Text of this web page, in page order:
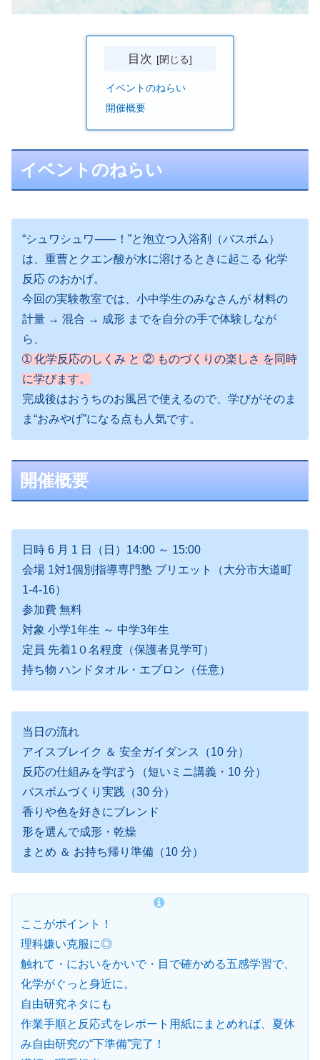
目次
イベントのねらい
開催概要
イベントのねらい
“シュワシュワ⸺！”と泡立つ入浴剤（バスボム）
は、重曹とクエン酸が⽔に溶けるときに起こる 化学
反応 のおかげ。
今回の実験教室では、小中学生のみなさんが 材料の
計量 → 混合 → 成形 までを自分の手で体験しなが
ら、
➀ 化学反応のしくみ と ② ものづくりの楽しさ を同時
に学びます。
完成後はおうちのお風呂で使えるので、学びがそのま
ま“おみやげ”になる点も人気です。
開催概要
日時 6 月 1 日（日）14:00 ～ 15:00
会場 1対1個別指導専門塾 ブリエット（大分市大道町
1-4-16）
参加費 無料
対象 小学1年生 ～ 中学3年生
定員 先着1０名程度（保護者見学可）
持ち物 ハンドタオル・エプロン（任意）
当日の流れ
アイスブレイク ＆ 安全ガイダンス（10 分）
反応の仕組みを学ぼう（短いミニ講義・10 分）
バスボムづくり実践（30 分）
香りや色を好きにブレンド
形を選んで成形・乾燥
まとめ ＆ お持ち帰り準備（10 分）
ここがポイント！
理科嫌い克服に◎
触れて・においをかいで・目で確かめる五感学習で、
化学がぐっと身近に。
自由研究ネタにも
作業手順と反応式をレポート用紙にまとめれば、夏休
み自由研究の“下準備”完了！